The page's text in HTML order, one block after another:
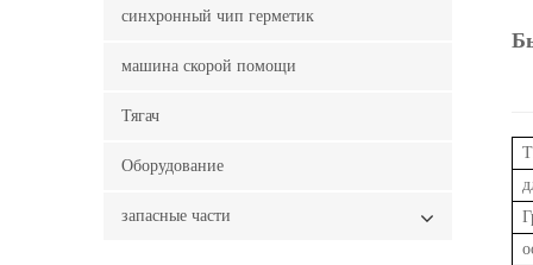
синхронный чип герметик
машина скорой помощи
Тягач
Оборудование
запасные части